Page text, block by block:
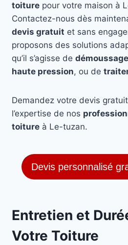
toiture pour votre maison à
Contactez-nous dès
devis gratuit et sans
proposons des solutions
qu’il s’agisse de démoussage
haute pression, ou de
Demandez votre devis
l’expertise de nos
toiture à Le-tuzan.
Devis personnalisé
Entretien et
Votre Toiture